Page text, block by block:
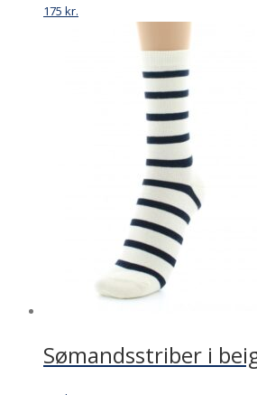
175 kr.
Sømandsstriber i